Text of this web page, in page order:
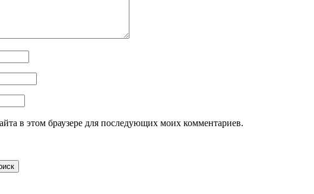
в этом браузере для последующих моих комментариев.